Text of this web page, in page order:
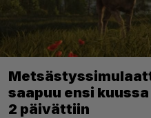
saapuu ensi
2 päivättiin